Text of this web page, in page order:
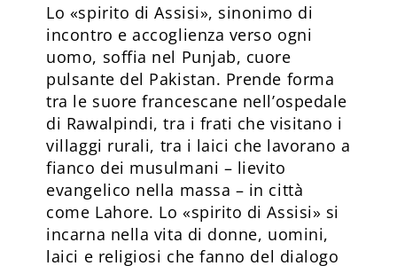
Lo «spirito di Assisi», sinonimo di
incontro e accoglienza verso ogni
uomo, soffia nel Punjab, cuore
pulsante del Pakistan. Prende forma
tra le suore francescane nell’ospedale
di Rawalpindi, tra i frati che visitano i
villaggi rurali, tra i laici che lavorano a
fianco dei musulmani – lievito
evangelico nella massa – in città
come Lahore. Lo «spirito di Assisi» si
incarna nella vita di donne, uomini,
laici e religiosi che fanno del dialogo